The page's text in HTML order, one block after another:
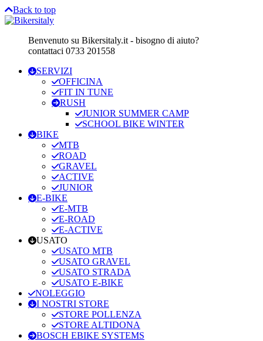
Back to top
Benvenuto su Bikersitaly.it - bisogno di aiuto?
contattaci 0733 201558
SERVIZI
OFFICINA
FIT IN TUNE
RUSH
JUNIOR SUMMER CAMP
SCHOOL BIKE WINTER
BIKE
MTB
ROAD
GRAVEL
ACTIVE
JUNIOR
E-BIKE
E-MTB
E-ROAD
E-ACTIVE
USATO
USATO MTB
USATO GRAVEL
USATO STRADA
USATO E-BIKE
NOLEGGIO
I NOSTRI STORE
STORE POLLENZA
STORE ALTIDONA
BOSCH EBIKE SYSTEMS